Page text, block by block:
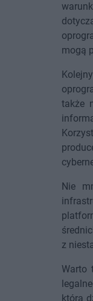
mogą
także
Nie
z
Warto
która